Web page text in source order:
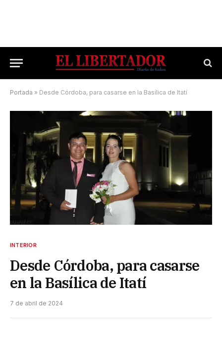
Portada » Desde Córdoba, para casarse en la Basílica de Itatí
INTERIOR
Desde Córdoba, para casarse
en la Basílica de Itatí
7 de abril de 2024